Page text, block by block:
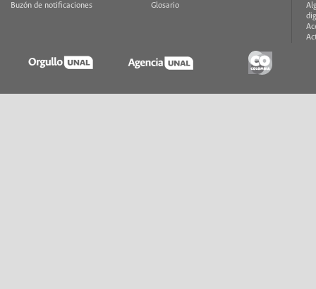
Buzón de notificaciones
Glosario